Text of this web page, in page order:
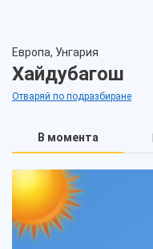
Европа, Унгария
Хайдубагош
Отваряй по подразбиране
В момента